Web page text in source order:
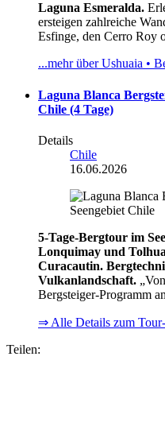
Laguna Esmeralda.
ersteigen zahlreiche
Esfinge, den Cerro Roy
...mehr über Ushuaia •
Laguna Blanca
Chile (4 Tage)
Details
Chile
16.06.2026
5-Tage-Bergtour im
Lonquimay und
Curacautin.
Vulkanlandschaft.
Bergsteiger-Programm
⇒ Alle Details zum
Teilen: